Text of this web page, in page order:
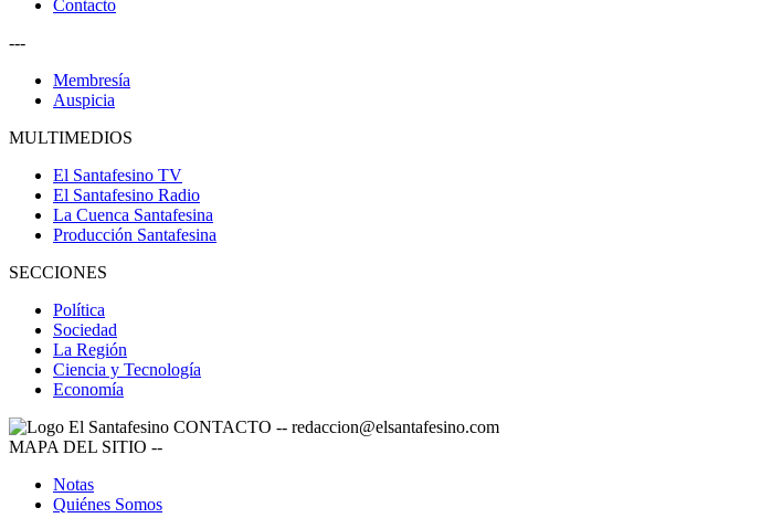
Contacto
---
Membresía
Auspicia
MULTIMEDIOS
El Santafesino TV
El Santafesino Radio
La Cuenca Santafesina
Producción Santafesina
SECCIONES
Política
Sociedad
La Región
Ciencia y Tecnología
Economía
CONTACTO -- redaccion@elsantafesino.com
MAPA DEL SITIO --
Notas
Quiénes Somos